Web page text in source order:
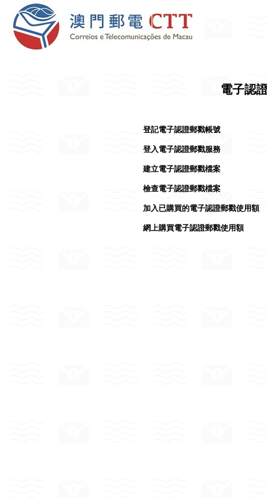
電子認
登記電子認證郵戳帳號
登入電子認證郵戳服務
建立電子認證郵戳檔案
檢查電子認證郵戳檔案
加入已購買的電子認證郵戳使用額
網上購買電子認證郵戳使用額